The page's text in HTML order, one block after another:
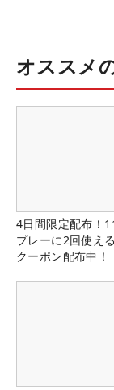
オススメ
4日間限定配布！
プレーに2回使え
クーポン配布中！